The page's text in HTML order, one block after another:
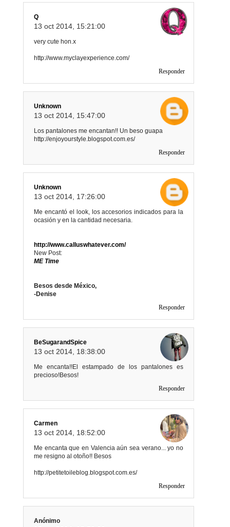
Q
13 oct 2014, 15:21:00
very cute hon.x
http://www.myclayexperience.com/
Responder
Unknown
13 oct 2014, 15:47:00
Los pantalones me encantan!! Un beso guapa
http://enjoyourstyle.blogspot.com.es/
Responder
Unknown
13 oct 2014, 17:26:00
Me encantó el look, los accesorios indicados para la
ocasión y en la cantidad necesaria.
http://www.calluswhatever.com/
New Post:
ME Time
Besos desde México,
-Denise
Responder
BeSugarandSpice
13 oct 2014, 18:38:00
Me encanta!!El estampado de los pantalones es
precioso!Besos!
Responder
Carmen
13 oct 2014, 18:52:00
Me encanta que en Valencia aún sea verano... yo no
me resigno al otoño!! Besos
http://petitetoileblog.blogspot.com.es/
Responder
Anónimo